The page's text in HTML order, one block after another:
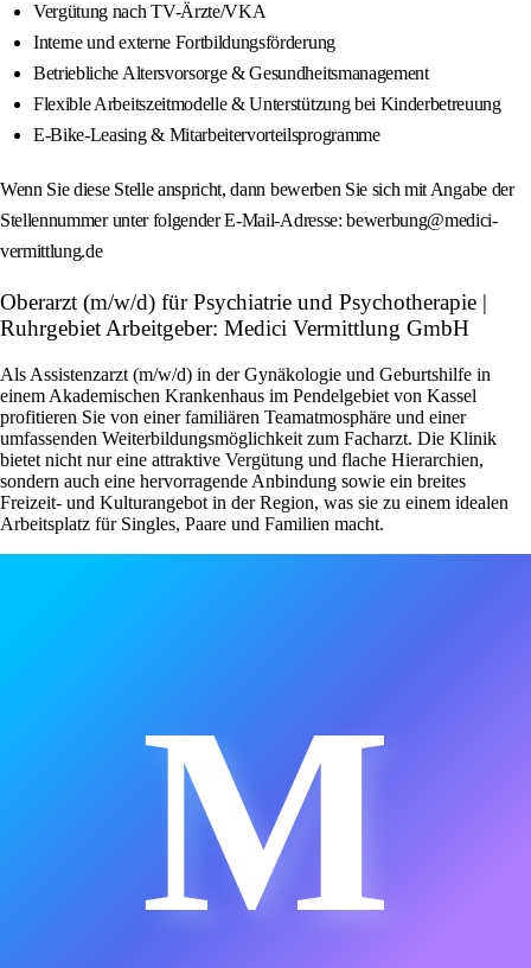
Vergütung nach TV-Ärzte/VKA
Interne und externe Fortbildungsförderung
Betriebliche Altersvorsorge & Gesundheitsmanagement
Flexible Arbeitszeitmodelle & Unterstützung bei Kinderbetreuung
E-Bike-Leasing & Mitarbeitervorteilsprogramme
Wenn Sie diese Stelle anspricht, dann bewerben Sie sich mit Angabe der
Stellennummer unter folgender E-Mail-Adresse: bewerbung@medici-
vermittlung.de
Oberarzt (m/w/d) für Psychiatrie und Psychotherapie |
Ruhrgebiet Arbeitgeber: Medici Vermittlung GmbH
Als Assistenzarzt (m/w/d) in der Gynäkologie und Geburtshilfe in
einem Akademischen Krankenhaus im Pendelgebiet von Kassel
profitieren Sie von einer familiären Teamatmosphäre und einer
umfassenden Weiterbildungsmöglichkeit zum Facharzt. Die Klinik
bietet nicht nur eine attraktive Vergütung und flache Hierarchien,
sondern auch eine hervorragende Anbindung sowie ein breites
Freizeit- und Kulturangebot in der Region, was sie zu einem idealen
Arbeitsplatz für Singles, Paare und Familien macht.
M